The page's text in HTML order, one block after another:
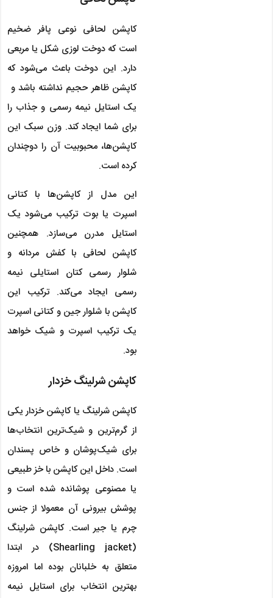
کاپشن لحافی نوعی پافر ضخیم
است که دوخت لوزی شکل یا مربعی
دارد. این دوخت باعث می‌شود که
کاپشن ظاهر حجیم نداشته باشد و
یک استایل نیمه رسمی و جذاب را
برای شما ایجاد کند. وزن سبک این
کاپشن‌ها، محبوبیت آن را دوچندان
کرده است.
این مدل از کاپشن‌ها با کتانی
اسپرت یا بوت ترکیب می‌شود یک
استایل مدرن می‌سازد. همچنین
کاپشن لحافی با کفش مردانه و
شلوار رسمی کتان استایلی نیمه
رسمی ایجاد می‌کند. ترکیب این
کاپشن با شلوار جین و کتانی اسپرت
یک ترکیب اسپرت و شیک خواهد
بود.
کاپشن شرلینگ خزدار
کاپشن شرلینگ یا کاپشن خزدار یکی
از گرم‌ترین و شیک‌ترین انتخاب‌ها
برای شیک‌پوشان و خاص پسندان
است. داخل این کاپشن با خز طبیعی
یا مصنوعی پوشانده شده است و
پوشش بیرونی آن معمولا از جنس
چرم یا جیر است. کاپشن شرلینگ
(Shearling jacket) در ابتدا
متعلق به خلبانان بوده اما امروزه
بهترین انتخاب برای استایل نیمه